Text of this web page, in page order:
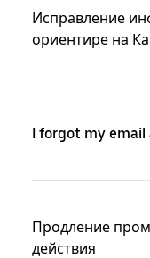
Исправление
ориентире на
I forgot my email
Продление
действия